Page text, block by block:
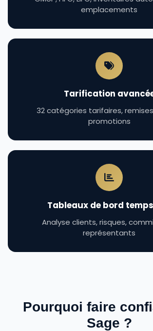
emplacements
Tarification
32 catégories tarifaires,
promotions
Tableaux de bord
Analyse clients, risques,
représentants
Pourquoi faire
Sage ?